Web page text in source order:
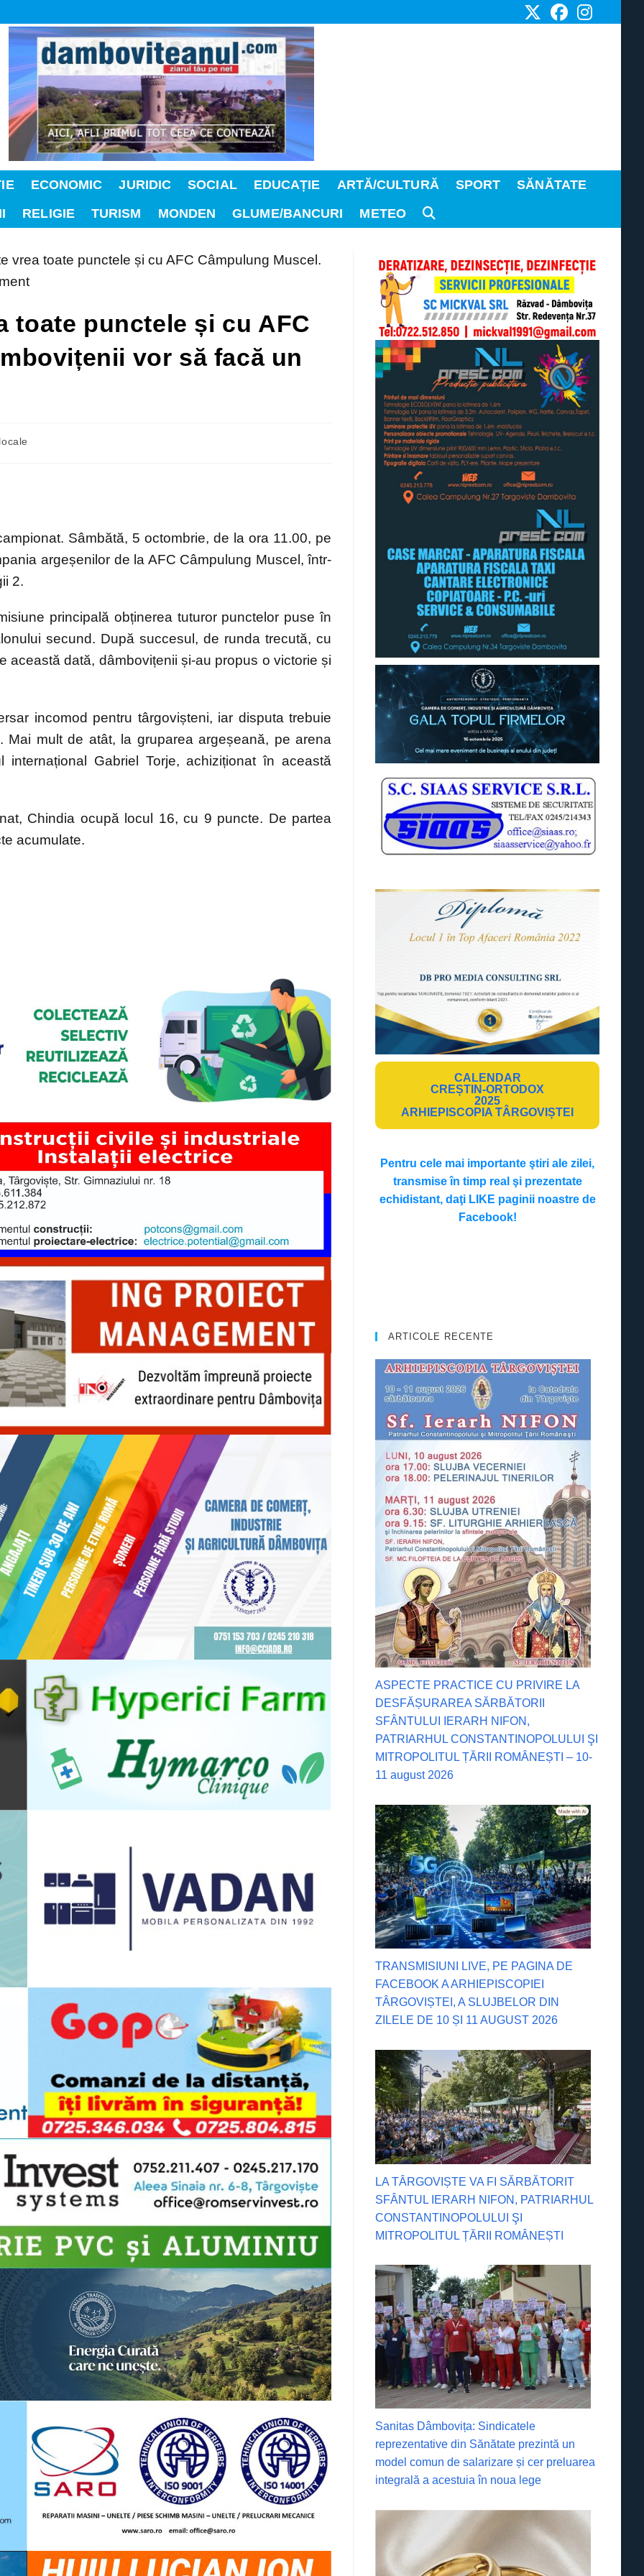
ECONOMIC JURIDIC SOCIAL EDUCAȚIE ARTĂ/CULTURĂ SPORT
SĂNĂTATE
RELIGIE TURISM MONDEN GLUME/BANCURI METEO TOGGLE
SEARCH
toate punctele și cu AFC
vor să facă un
Sâmbătă, 5 octombrie, de la ora 11.00, pe
argeșenilor de la AFC Câmpulung Muscel, într-
2.
principală obținerea tuturor punctelor puse în
secund. După succesul, de runda trecută, cu
această dată, dâmbovițenii și-au propus o victorie și
incomod pentru târgovișteni, iar disputa trebuie
Mai mult de atât, la gruparea argeșeană, pe arena
Gabriel Torje, achiziționat în această
Chindia ocupă locul 16, cu 9 puncte. De partea
acumulate.
CALENDAR
CREȘTIN-ORTODOX
2025
ARHIEPISCOPIA TÂRGOVIȘTEI
Pentru cele mai importante ştiri ale zilei,
transmise în timp real şi prezentate
echidistant, daţi LIKE paginii noastre de
Facebook!
ARTICOLE RECENTE
ASPECTE PRACTICE CU PRIVIRE LA
DESFĂȘURAREA SĂRBĂTORII
SFÂNTULUI IERARH NIFON,
PATRIARHUL CONSTANTINOPOLULUI ŞI
MITROPOLITUL ȚĂRII ROMÂNEȘTI – 10-
11 august 2026
TRANSMISIUNI LIVE, PE PAGINA DE
FACEBOOK A ARHIEPISCOPIEI
TÂRGOVIȘTEI, A SLUJBELOR DIN
ZILELE DE 10 ȘI 11 AUGUST 2026
LA TÂRGOVIȘTE VA FI SĂRBĂTORIT
SFÂNTUL IERARH NIFON, PATRIARHUL
CONSTANTINOPOLULUI ŞI
MITROPOLITUL ȚĂRII ROMÂNEȘTI
Sanitas Dâmbovița: Sindicatele
reprezentative din Sănătate prezintă un
model comun de salarizare și cer preluarea
integrală a acestuia în noua lege